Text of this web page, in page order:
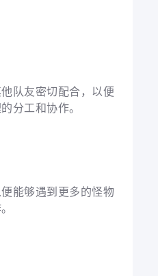
队友密切配合，以便
分工和协作。
能够遇到更多的怪物